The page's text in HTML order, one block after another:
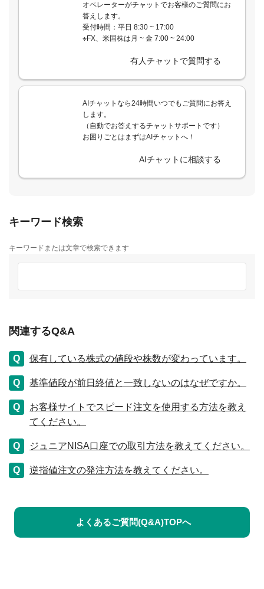
オペレーターがチャットでお客様のご質問にお
答えします。
受付時間：平日 8:30 ~ 17:00
※FX、米国株は月 ~ 金 7:00 ~ 24:00
有人チャットで質問する
AIチャットなら24時間いつでもご質問にお答え
します。
（自動でお答えするチャットサポートです）
お困りごとはまずはAIチャットへ！
AIチャットに相談する
キーワード検索
キーワードまたは文章で検索できます
関連するQ&A
保有している株式の値段や株数が変わっています。
基準値段が前日終値と一致しないのはなぜですか。
お客様サイトでスピード注文を使用する方法を教え
てください。
ジュニアNISA口座での取引方法を教えてください。
逆指値注文の発注方法を教えてください。
よくあるご質問(Q&A)TOPへ